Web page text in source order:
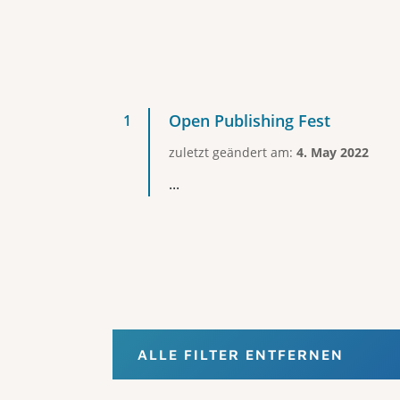
Open Publishing Fest
zuletzt geändert am: 4. May 2022
...
ALLE FILTER ENTFERNEN